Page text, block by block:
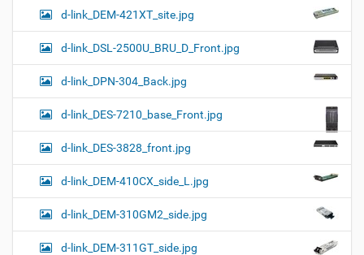
d-link_DEM-421XT_site.jpg
d-link_DSL-2500U_BRU_D_Front.jpg
d-link_DPN-304_Back.jpg
d-link_DES-7210_base_Front.jpg
d-link_DES-3828_front.jpg
d-link_DEM-410CX_side_L.jpg
d-link_DEM-310GM2_side.jpg
d-link_DEM-311GT_side.jpg